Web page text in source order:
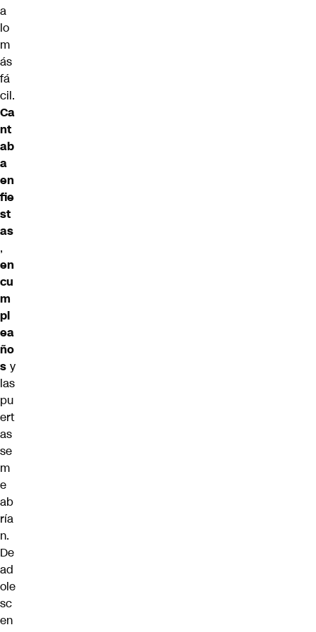
a
lo
m
ás
fá
cil.
Ca
nt
ab
a
en
fie
st
as
,
en
cu
m
pl
ea
ño
s y
las
pu
ert
as
se
m
e
ab
ría
n.
De
ad
ole
sc
en